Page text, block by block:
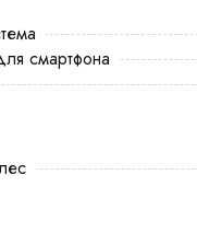
смартфона